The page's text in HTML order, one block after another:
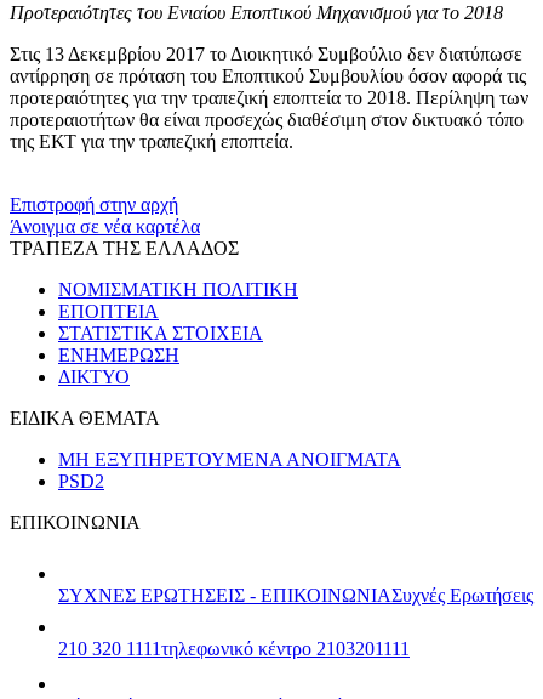
Προτεραιότητες του Ενιαίου Εποπτικού Μηχανισμού για το 2018
Στις 13 Δεκεμβρίου 2017 το Διοικητικό Συμβούλιο δεν διατύπωσε
αντίρρηση σε πρόταση του Εποπτικού Συμβουλίου όσον αφορά τις
προτεραιότητες για την τραπεζική εποπτεία το 2018. Περίληψη των
προτεραιοτήτων θα είναι προσεχώς διαθέσιμη στον δικτυακό τόπο
της ΕΚΤ για την τραπεζική εποπτεία.
Επιστροφή στην αρχή
Άνοιγμα σε νέα καρτέλα
ΤΡΑΠΕΖΑ ΤΗΣ ΕΛΛΑΔΟΣ
ΝΟΜΙΣΜΑΤΙΚΗ ΠΟΛΙΤΙΚΗ
ΕΠΟΠΤΕΙΑ
ΣΤΑΤΙΣΤΙΚΑ ΣΤΟΙΧΕΙΑ
ΕΝΗΜΕΡΩΣΗ
ΔΙΚΤΥΟ
ΕΙΔΙΚΑ ΘΕΜΑΤΑ
ΜΗ ΕΞΥΠΗΡΕΤΟΥΜΕΝΑ ΑΝΟΙΓΜΑΤΑ
PSD2
ΕΠΙΚΟΙΝΩΝΙΑ
ΣΥΧΝΕΣ ΕΡΩΤΗΣΕΙΣ - ΕΠΙΚΟΙΝΩΝΙΑΣυχνές Ερωτήσεις
210 320 1111τηλεφωνικό κέντρο 2103201111